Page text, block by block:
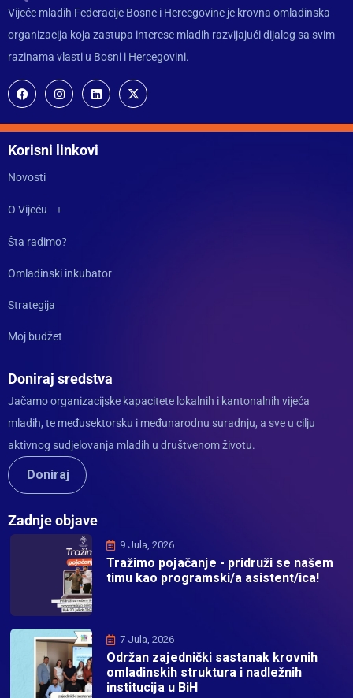
Vijeće mladih Federacije Bosne i Hercegovine je krovna omladinska
organizacija koja zastupa interese mladih razvijajući dijalog sa svim
razinama vlasti u Bosni i Hercegovini.
Korisni linkovi
Novosti
O Vijeću
Šta radimo?
Omladinski inkubator
Strategija
Moj budžet
Doniraj sredstva
Jačamo organizacijske kapacitete lokalnih i kantonalnih vijeća
mladih, te međusektorsku i međunarodnu suradnju, a sve u cilju
aktivnog sudjelovanja mladih u društvenom životu.
Doniraj
Zadnje objave
9 Jula, 2026
Tražimo pojačanje - pridruži se našem
timu kao programski/a asistent/ica!
7 Jula, 2026
Održan zajednički sastanak krovnih
omladinskih struktura i nadležnih
institucija u BiH